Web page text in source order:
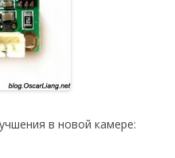
в новой камере: